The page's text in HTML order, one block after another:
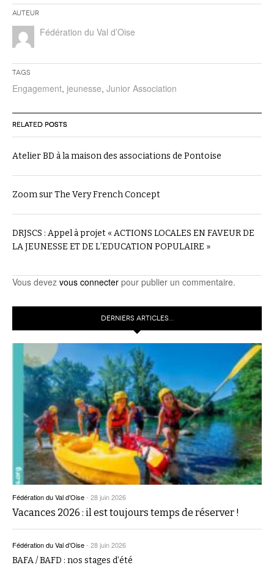
Auteur
Fédération du Val d’Oise
Tags
Engagement, jeunesse, Junior Association
RELATED POSTS
Atelier BD à la maison des associations de Pontoise
Zoom sur The Very French Concept
DRJSCS : Appel à projet « ACTIONS LOCALES EN FAVEUR DE
LA JEUNESSE ET DE L’EDUCATION POPULAIRE »
Vous devez vous connecter pour publier un commentaire.
DERNIERS ARTICLES…
Fédération du Val d’Oise- 28 juin 2026
Vacances 2026 : il est toujours temps de réserver !
Fédération du Val d’Oise- 28 juin 2026
BAFA / BAFD : nos stages d’été